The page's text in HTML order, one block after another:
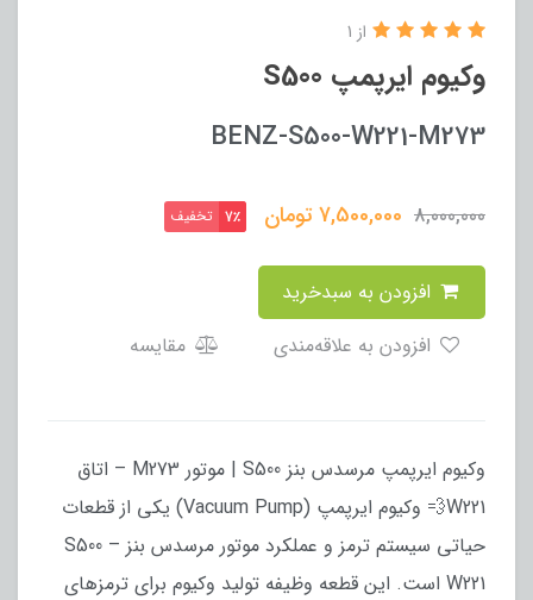
وکیوم ایرپمپ S500
از 1
BENZ-S500-W221-M273
8,000,000
7,500,000تومان 7٪ تخفیف
مقایسه
وکیوم ایرپمپ مرسدس بنز S500 | موتور M273 – اتاق
W221💨 وکیوم ایرپمپ (Vacuum Pump) یکی از قطعات
حیاتی سیستم ترمز و عملکرد موتور مرسدس بنز S500 –
W221 است. این قطعه وظیفه تولید وکیوم برای ترمزهای